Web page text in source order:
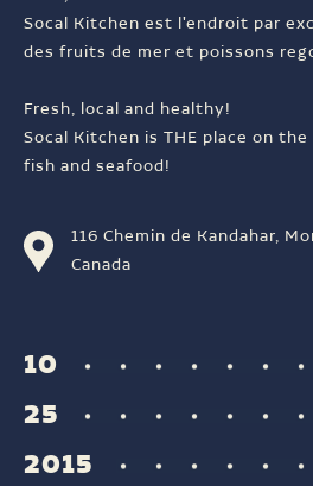
Socal Kitchen est l'endroit par
des fruits de mer et poissons
Fresh, local and healthy!
Socal Kitchen is THE place on
fish and seafood!
116 Chemin de Kandahar,
Canada
10
25
2015